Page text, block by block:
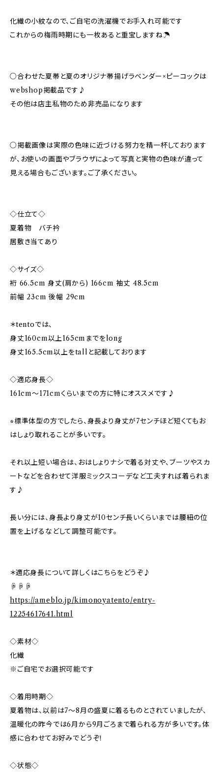
化繊の小紋なので、ご自宅の洗濯機でお手入れ可能です
これからの梅雨時期にも一枚あると重宝しますね☂️
○合わせた夏帯と夏のオリジナ帯揚げラベンダー×ピーコックは
webshop掲載品です♪
その他は店主私物のため非売品になります
○掲載画像は実際の色味に近づける努力を精一杯しております
が、お使いの画面やブラウザによって写真と実物の色味が違って
見える場合もございます。ご了承ください。
◇仕立て◇
夏着物 バチ衿
居敷き当てあり
◇サイズ◇
裄 66.5cm 身丈(肩から) 166cm 袖丈 48.5cm
前幅 23cm 後幅 29cm
＊tentoでは、
身丈160cm以上165cmまでをlong
身丈165.5cm以上をtallと記載しております
◇適応身長◇
161cm～171cmくらいまでの方に特にオススメです♪
⭐︎標準体型の方でしたら、身長より身丈が7センチほど短くてもお
はしょり取れることが多いです。
それ以上短い場合は、おはしょりナシで着る対丈や、ブーツやスカ
ートなどを合わせて洋服ミックスコーデなど工夫すれば着られま
す♪
長い分には、身長より身丈が10センチ長いくらいまでは腰紐の位
置を上げるなどして調整可能です。
＊適応身長について詳しくはこちらをどうぞ♪
☟☟☟
https://ameblo.jp/kimonoyatento/entry-
12254617641.html
◇素材◇
化繊
※ご自宅でお選択可能です
◇着用時期◇
夏着物は、以前は7〜8月の盛夏に着るものとされていましたが、
温暖化の昨今では6月から9月ごろまで着られる方が多いです。体
感に合わせてお好みでどうぞ！
◇状態◇